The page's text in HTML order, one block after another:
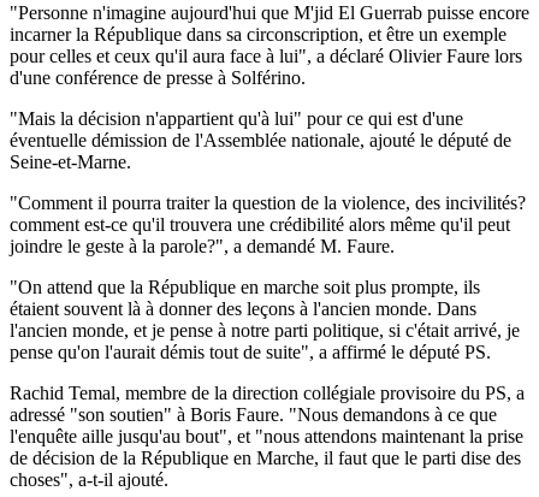
"Personne n'imagine aujourd'hui que M'jid El Guerrab puisse encore
incarner la République dans sa circonscription, et être un exemple
pour celles et ceux qu'il aura face à lui", a déclaré Olivier Faure lors
d'une conférence de presse à Solférino.
"Mais la décision n'appartient qu'à lui" pour ce qui est d'une
éventuelle démission de l'Assemblée nationale, ajouté le député de
Seine-et-Marne.
"Comment il pourra traiter la question de la violence, des incivilités?
comment est-ce qu'il trouvera une crédibilité alors même qu'il peut
joindre le geste à la parole?", a demandé M. Faure.
"On attend que la République en marche soit plus prompte, ils
étaient souvent là à donner des leçons à l'ancien monde. Dans
l'ancien monde, et je pense à notre parti politique, si c'était arrivé, je
pense qu'on l'aurait démis tout de suite", a affirmé le député PS.
Rachid Temal, membre de la direction collégiale provisoire du PS, a
adressé "son soutien" à Boris Faure. "Nous demandons à ce que
l'enquête aille jusqu'au bout", et "nous attendons maintenant la prise
de décision de la République en Marche, il faut que le parti dise des
choses", a-t-il ajouté.